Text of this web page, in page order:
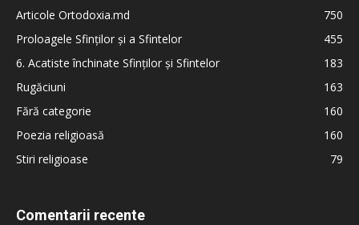
Articole Ortodoxia.md
750
Proloagele Sfinților și a Sfintelor
455
6. Acatiste închinate Sfinților și Sfintelor
183
Rugăciuni
163
Fără categorie
160
Poezia religioasă
160
Stiri religioase
79
Comentarii recente